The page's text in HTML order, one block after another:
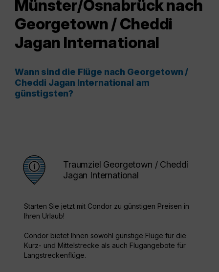
Münster/Osnabrück nach
Georgetown / Cheddi
Jagan International
Wann sind die Flüge nach Georgetown /
Cheddi Jagan International am
günstigsten?
Traumziel Georgetown / Cheddi
Jagan International
Starten Sie jetzt mit Condor zu günstigen Preisen in
Ihren Urlaub!
Condor bietet Ihnen sowohl günstige Flüge für die
Kurz- und Mittelstrecke als auch Flugangebote für
Langstreckenflüge.